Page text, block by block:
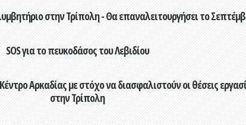
στην Τρίπολη - Θα επαναλειτουργήσει το
SOS για το πευκοδάσος του Λεβιδίου
Αρκαδίας με στόχο να διασφαλιστούν οι θέσεις
στην Τρίπολη